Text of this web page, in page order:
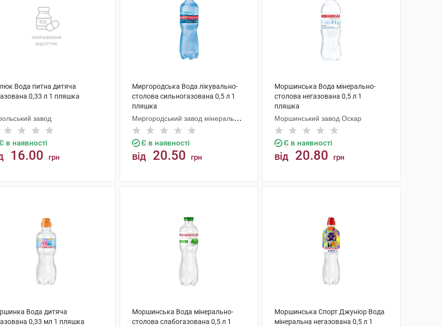
Вода питна дитяча
0,33 л 1 пляшка
завод
в наявності
16.00 грн
Миргородська Вода лікувально-
столова сильногазована 0,5 л 1
пляшка
Миргородський завод мінеральних
вод
Є в наявності
від 20.50 грн
Моршинська Вода мінерально-
столова негазована 0,5 л 1
пляшка
Моршинський завод Оскар
Є в наявності
від 20.80 грн
Вода дитяча
0,33 мл 1 пляшка
Моршинська Вода мінерально-
столова слабогазована 0,5 л 1
Моршинська Спорт Джуніор Вода
мінеральна негазована 0,5 л 1